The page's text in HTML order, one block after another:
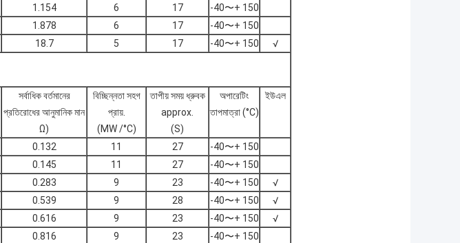
1.154 6 17
-40〜+ 150
1.878 6 17
-40〜+ 150
18.7 5 17 -40〜+ 150 √
সর্বাধিক বর্তমানের
প্রতিরোধের আনুমানিক মান
Ω)
বিচ্ছিন্নতা সহগ
প্রায়.
(MW /°C)
তাপীয় সময় ধ্রুবক
approx.
(S)
অপারেটিং
তাপমাত্রা (°C)
ইউএল
0.132 11 27
-40〜+ 150
0.145 11 27
-40〜+ 150
0.283 9 23 -40〜+ 150
√
0.539 9 28 -40〜+ 150
√
0.616 9 23 -40〜+ 150
√
0.816 9 23
-40〜+ 150